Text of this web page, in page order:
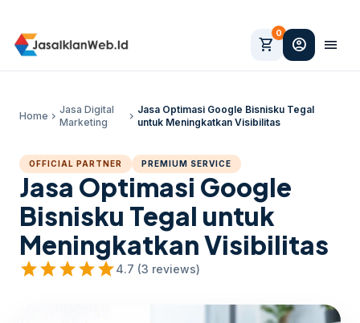
shopping_cart
0
account_circle menu
Home chevron_right
Jasa Digital
Marketing
chevron_right
Jasa Optimasi Google Bisnisku Tegal
untuk Meningkatkan Visibilitas
OFFICIAL PARTNER PREMIUM SERVICE
Jasa Optimasi Google
Bisnisku Tegal untuk
Meningkatkan Visibilitas
starstarstarstarstar4.7 (3 reviews)